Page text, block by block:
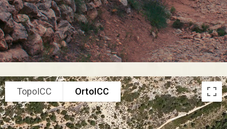
TopoICC OrtoICC